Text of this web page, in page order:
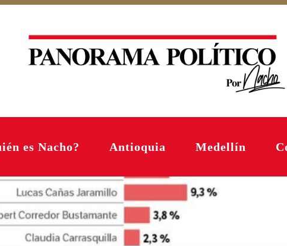
es Nacho? Antioquia Medellín